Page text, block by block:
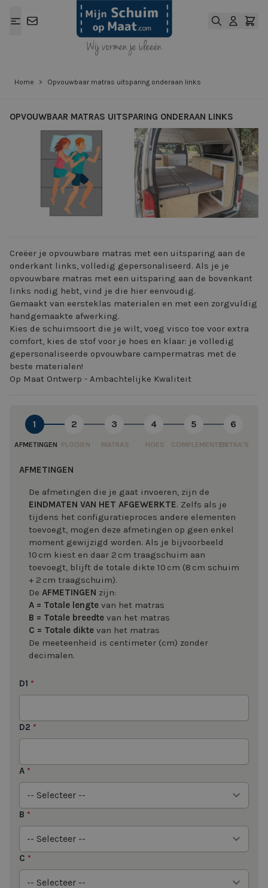
Home > Opvouwbaar matras uitsparing onderaan links
OPVOUWBAAR MATRAS UITSPARING ONDERAAN LINKS
View larger image View larger
Creëer je opvouwbare matras met een uitsparing aan de
onderkant links, volledig gepersonaliseerd. Als je je
opvouwbare matras met een uitsparing aan de bovenkant
links nodig hebt, vind je die hier eenvoudig.
Gemaakt van eersteklas materialen en met een zorgvuldig
handgemaakte afwerking.
Kies de schuimsoort die je wilt, voeg visco toe voor extra
comfort, kies de stof voor je hoes en klaar: je volledig
gepersonaliseerde opvouwbare campermatras met de
beste materialen!
Op Maat Ontwerp - Ambachtelijke Kwaliteit
1
AFMETINGEN
2
PLOOIEN
3
MATRAS
4
HOES
5
COMPLEMENTEN
6
EXTRA'S
AFMETINGEN
De afmetingen die je gaat invoeren, zijn de
EINDMATEN VAN HET AFGEWERKTE. Zelfs als je
tijdens het configuratieproces andere elementen
toevoegt, mogen deze afmetingen op geen enkel
moment gewijzigd worden. Als je bijvoorbeeld
10 cm kiest en daar 2 cm traagschuim aan
toevoegt, blijft de totale dikte 10 cm (8 cm schuim
+ 2 cm traagschuim).
De AFMETINGEN zijn:
A = Totale lengte van het matras
B = Totale breedte van het matras
C = Totale dikte van het matras
De meeteenheid is centimeter (cm) zonder
decimalen.
A *
B *
C *
D1 *
D2 *